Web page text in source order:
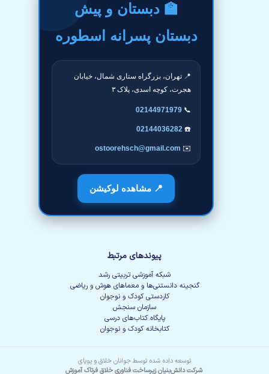
🏫 دبستان و پیش
دبستان پسرانه اسطوره
📍 تهران، بزرگراه ستاری شمال، خیابان
هجرت، کوچه اسدی، پلاک ۳
📞
02144971979
☎️
02144036282
✉️
ostoorehsch@gmail.com
📍 مشاهده لوکیشن
پیوندهای مرتبط
شبکه آموزشی تربیتی رشد
گنجینه دانستنی‌ها و معماهای هوش و ریاضی
کاردستی کودک و نوجوان
سازمان سنجش
پایگاه کتاب‌های درسی
کتابخانه کودک و نوجوان
توسعه داده شده توسط جوانان خلاق و پویای
شرکت دانش‌بنیان زیرساخت فناوری خلاق فرتاک آموزش